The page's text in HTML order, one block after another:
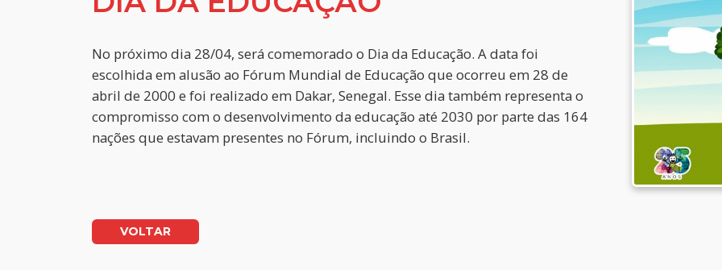
No próximo dia 28/04, será comemorado o Dia da Educação. A data foi
escolhida em alusão ao Fórum Mundial de Educação que ocorreu em 28 de
abril de 2000 e foi realizado em Dakar, Senegal. Esse dia também representa o
compromisso com o desenvolvimento da educação até 2030 por parte das 164
nações que estavam presentes no Fórum, incluindo o Brasil.
VOLTAR